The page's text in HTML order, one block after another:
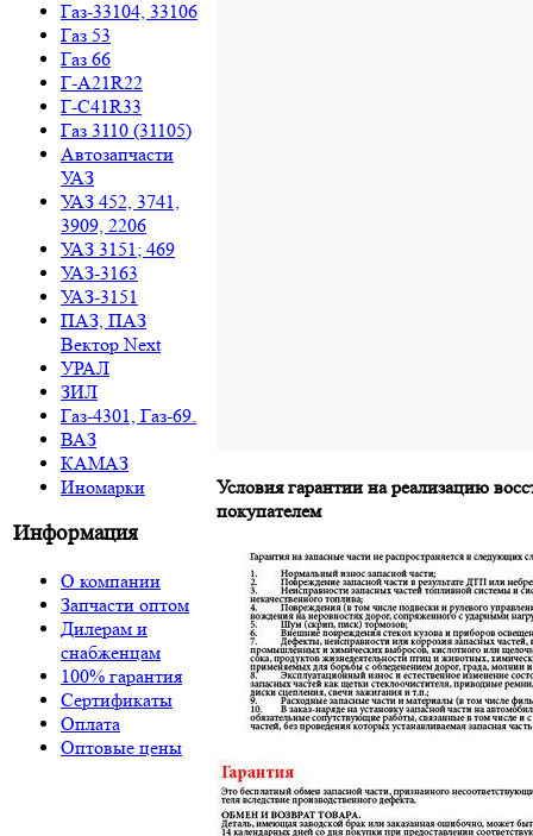
Газ-33104, 33106
Газ 53
Газ 66
Г-A21R22
Г-C41R33
Газ 3110 (31105)
Автозапчасти
УАЗ
УАЗ 452, 3741,
3909, 2206
УАЗ 3151; 469
УАЗ-3163
УАЗ-3151
ПАЗ, ПАЗ
Вектор Next
УРАЛ
ЗИЛ
Газ-4301, Газ-69.
ВАЗ
КАМАЗ
Иномарки
Информация
О компании
Запчасти оптом
Дилерам и
снабженцам
100% гарантия
Сертификаты
Оплата
Оптовые цены
Условия гарантии на реализацию
покупателем